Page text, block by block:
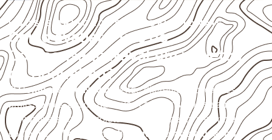
USOS E APLICAÇÕES PROFISSIONAIS
Como avaliar o uso do
Compensado Naval em projetos
de Boqueirão?
OCompensado Navalatende diferentes aplicações
profissionais, desde que suas características sejam
compatíveis com o projeto. A Infinity orienta a compra
conformeaplicação, medida, quantidade e destino.